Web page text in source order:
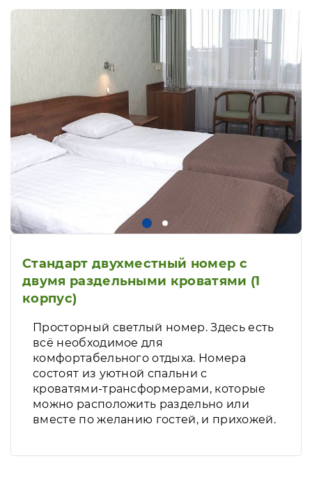
Стандарт двухместный номер с
двумя раздельными кроватями (1
корпус)
Просторный светлый номер. Здесь есть
всё необходимое для
комфортабельного отдыха. Номера
состоят из уютной спальни с
кроватями-трансформерами, которые
можно расположить раздельно или
вместе по желанию гостей, и прихожей.